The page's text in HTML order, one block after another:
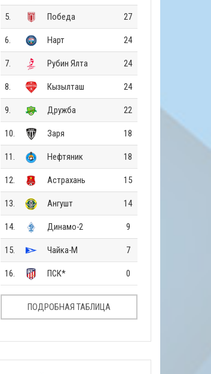
5. Победа 27
6. Нарт 24
7. Рубин Ялта 24
8. Кызылташ 24
9. Дружба 22
10. Заря 18
11. Нефтяник 18
12. Астрахань 15
13. Ангушт 14
14. Динамо-2 9
15. Чайка-М 7
16. ПСК* 0
ПОДРОБНАЯ ТАБЛИЦА